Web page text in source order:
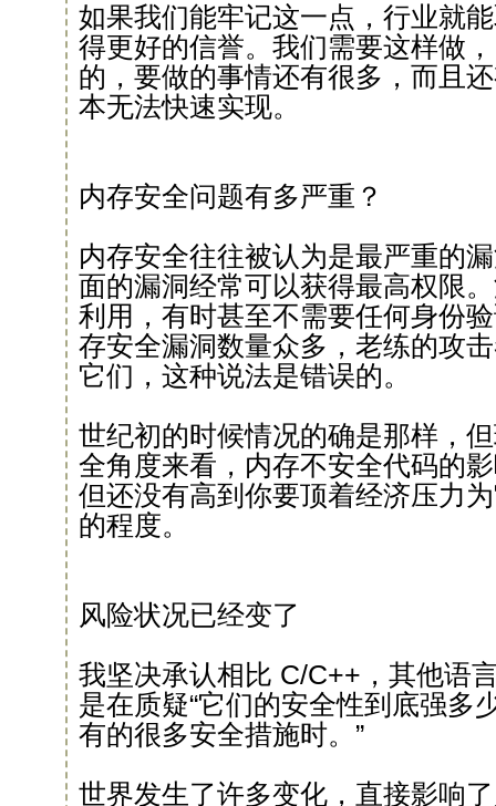
如果我们能牢记这一点，行业就
得更好的信誉。我们需要这样做
的，要做的事情还有很多，而且
本无法快速实现。
内存安全问题有多严重？
内存安全往往被认为是最严重的
面的漏洞经常可以获得最高权限
利用，有时甚至不需要任何身份
存安全漏洞数量众多，老练的攻
它们，这种说法是错误的。
世纪初的时候情况的确是那样，
全角度来看，内存不安全代码的
但还没有高到你要顶着经济压力
的程度。
风险状况已经变了
我坚决承认相比 C/C++，其他语
是在质疑“它们的安全性到底强多
有的很多安全措施时。”
世界发生了许多变化，直接影响